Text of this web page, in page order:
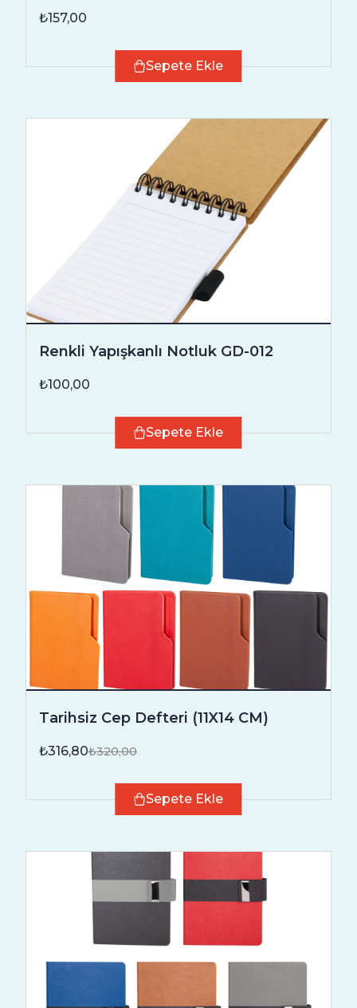
₺157,00
Sepete Ekle
Renkli Yapışkanlı Notluk GD-012
₺100,00
Sepete Ekle
Tarihsiz Cep Defteri (11X14 CM)
₺316,80₺320,00
Sepete Ekle